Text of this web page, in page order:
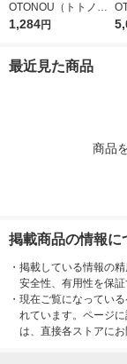
OTONOU（トトノ
ウ） by BLACK無糖 5
1,284円
ウ
最近見た商品
商品
掲載商品の情報に
・ 掲載している情報の
安全性、有用性を保証
・ 現在ご覧になってい
れています。ページ
は、直接各ストアにお